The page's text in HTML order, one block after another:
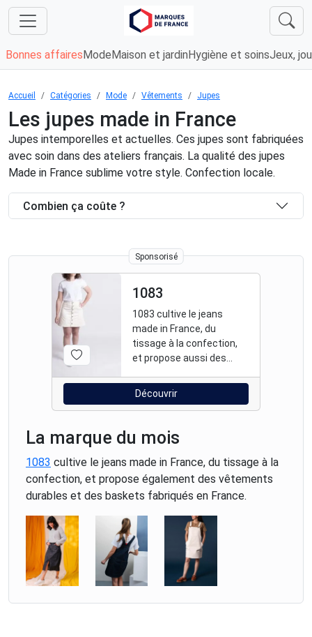
Bonnes affaires Mode Maison et jardin Hygiène et soinsJeux,
Accueil Catégories Mode Vêtements Jupes
Les jupes made in France
Jupes intemporelles et actuelles. Ces jupes sont fabriquées
avec soin dans des ateliers français. La qualité des jupes
Made in France sublime votre style. Confection locale.
Combien ça coûte ?
Sponsorisé
1083
1083 cultive le jeans
made in France, du
tissage à la confection,
et propose aussi des
fabriqués en France.
Découvrir
La marque du mois
1083 cultive le jeans made in France, du tissage à la
confection, et propose également des vêtements
durables et des baskets fabriqués en France.